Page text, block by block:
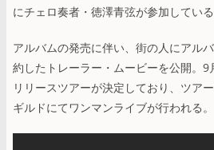
にチェロ奏者・徳澤青弦が参加している
アルバムの発売に伴い、街の人にアル
約したトレーラー・ムービーを公開。9
リリースツアーが決定しており、ツア
ギルドにてワンマンライブが行われる。